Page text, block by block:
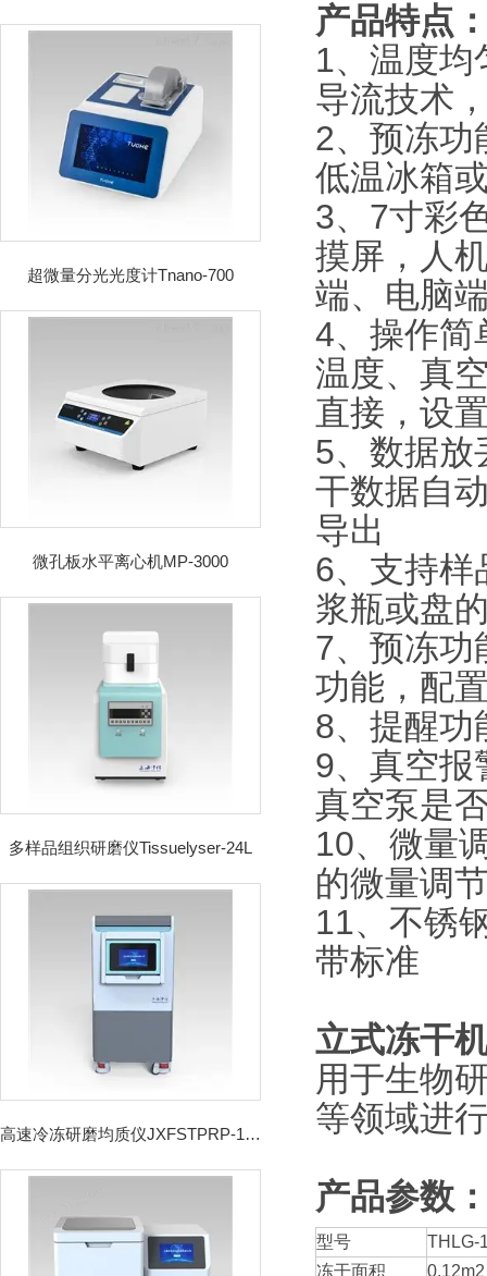
超微量分光光度计Tnano-700
微孔板水平离心机MP-3000
多样品组织研磨仪Tissuelyser-24L
高速冷冻研磨均质仪JXFSTPRP-192CL
产品特点
1、温度均
导流技术
2、预冻功
低温冰箱
3、7寸彩
摸屏，人
端、电脑
4、操作简
温度、真
直接，设
5、数据放
干数据自
导出
6、支持样
浆瓶或盘
7、预冻功
功能，配
8、提醒功
9、真空报
真空泵是
10、微量
的微量调
11、不锈
带标准
立式冻干
用于生物
等领域进
产品参数
型号
THLG-
冻干面积
0.12m2